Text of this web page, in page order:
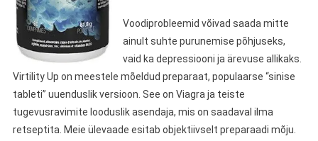
Voodiprobleemid võivad saada mitte
ainult suhte purunemise põhjuseks,
vaid ka depressiooni ja ärevuse allikaks.
Virtility Up on meestele mõeldud preparaat, populaarse “sinise
tableti” uuenduslik versioon. See on Viagra ja teiste
tugevusravimite looduslik asendaja, mis on saadaval ilma
retseptita. Meie ülevaade esitab objektiivselt preparaadi mõju.